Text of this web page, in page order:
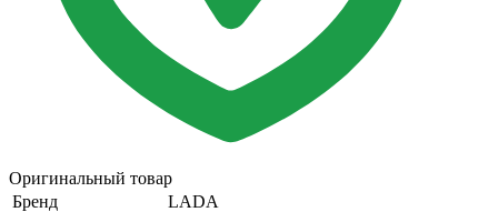
Оригинальный товар
Бренд
LADA